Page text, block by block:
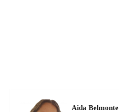
Aida Belmonte